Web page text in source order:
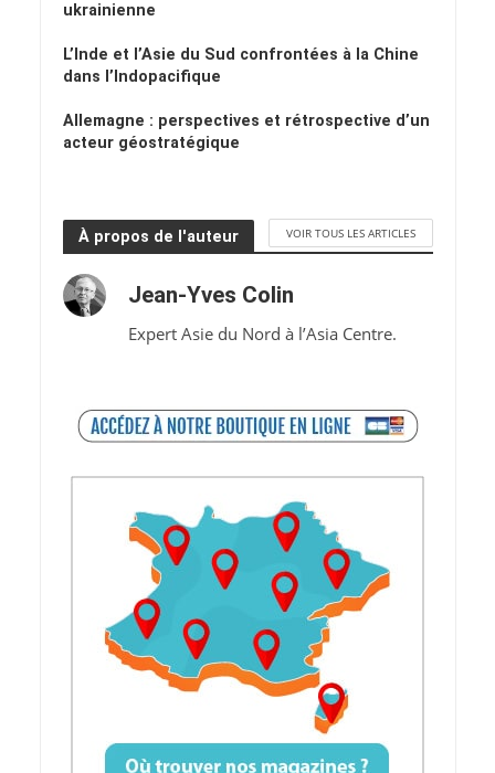
ukrainienne
L’Inde et l’Asie du Sud confrontées à la Chine
dans l’Indopacifique
Allemagne : perspectives et rétrospective d’un
acteur géostratégique
À propos de l'auteur VOIR TOUS LES ARTICLES
Jean-Yves Colin
Expert Asie du Nord à l’Asia Centre.